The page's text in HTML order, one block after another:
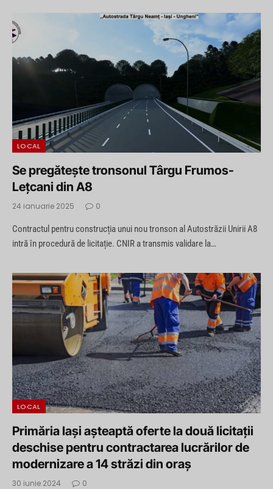
LOCAL
Se pregătește tronsonul Târgu Frumos-
Lețcani din A8
24 ianuarie 2025 0
Contractul pentru construcția unui nou tronson al Autostrăzii Unirii A8
intră în procedură de licitație. CNIR a transmis validare la…
LOCAL
Primăria Iași așteaptă oferte la două licitații
deschise pentru contractarea lucrărilor de
modernizare a 14 străzi din oraș
30 iunie 2024 0